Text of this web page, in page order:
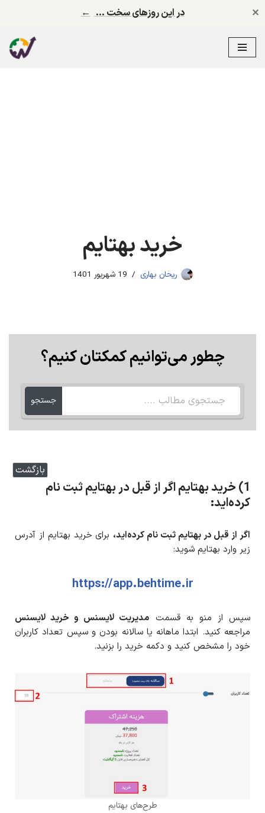
در این روزهای سخت … ← ✕
پرش
خرید بهتایم
ریحان بهاری 19 شهریور 1401
چطور می‌توانیم کمکتان کنیم؟
جستجو
بازگشت
1) خرید بهتایم
اگر از قبل در بهتایم ثبت نام
کرده‌اید:
اگر از قبل در بهتایم ثبت نام کرده‌اید، برای خرید بهتایم از آدرس
زیر وارد بهتایم شوید:
https://app.behtime.ir
سپس از منو به قسمت مدیریت لایسنس و خرید لایسنس
مراجعه کنید. ابتدا ماهانه یا سالانه بودن و سپس تعداد کاربران
خود را مشخص کنید و دکمه خرید را بزنید.
طرح‌های بهتایم